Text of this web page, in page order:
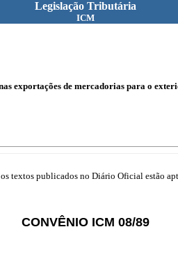
Legislação Tributária
ICM
exportações de mercadorias para o
textos publicados no Diário Oficial estão
CONVÊNIO ICM 08/89